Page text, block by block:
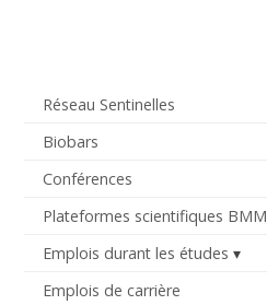
Réseau Sentinelles
Biobars
Conférences
Plateformes scientifiques BMM
Emplois durant les études
Emplois de carrière